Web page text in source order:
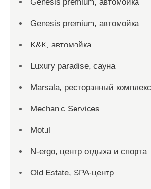
Genesis premium, автомойка
Genesis premium, автомойка
K&K, автомойка
Luxury paradise, сауна
Marsala, ресторанный комплекс
Mechanic Services
Motul
N-ergo, центр отдыха и спорта
Old Estate, SPA-центр